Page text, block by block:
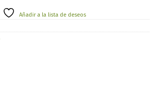
Añadir a la lista de deseos